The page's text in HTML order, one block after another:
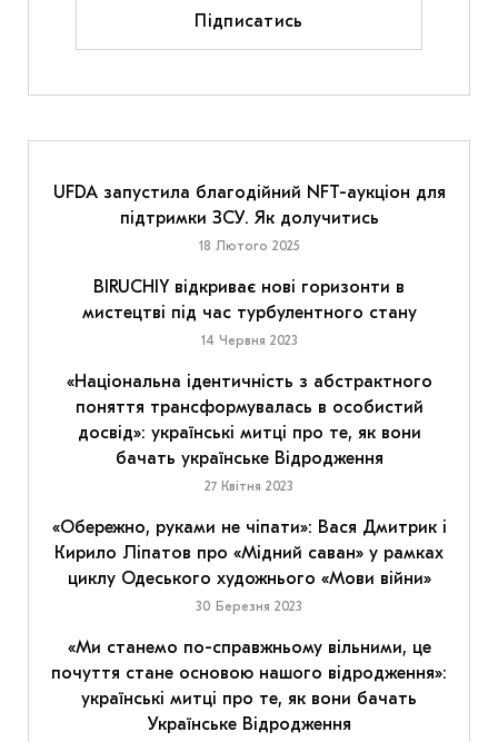
Підписатись
UFDA запустила благодійний NFT-аукціон для
підтримки ЗСУ. Як долучитись
18 Лютого 2025
BIRUCHIY відкриває нові горизонти в
мистецтві під час турбулентного стану
14 Червня 2023
«Національна ідентичність з абстрактного
поняття трансформувалась в особистий
досвід»: українські митці про те, як вони
бачать українське Відродження
27 Квітня 2023
«Обережно, руками не чіпати»: Вася Дмитрик і
Кирило Ліпатов про «Мідний саван» у рамках
циклу Одеського художнього «Мови війни»
30 Березня 2023
«Ми станемо по-справжньому вільними, це
почуття стане основою нашого відродження»:
українські митці про те, як вони бачать
Українське Відродження